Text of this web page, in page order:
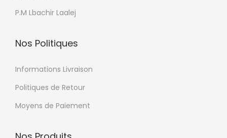
P.M Lbachir Laalej
Nos Politiques
Informations Livraison
Politiques de Retour
Moyens de Paiement